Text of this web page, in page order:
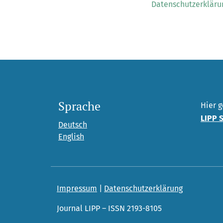
Sprache
Deutsch
English
Hier
LIPP
Impressum Datenschutzerklärung
Journal LIPP – ISSN 2193-8105